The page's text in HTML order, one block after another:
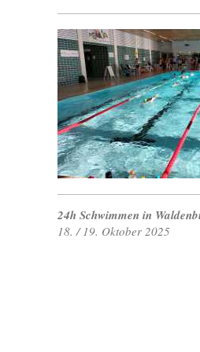
24h Schwimmen in
18. / 19. Oktober 2025